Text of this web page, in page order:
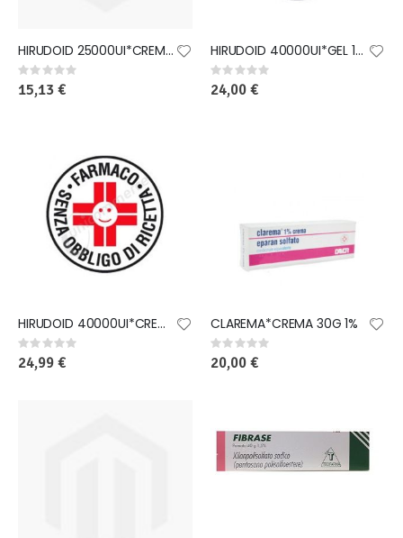
HIRUDOID 25000UI*CREMA 40G
Rating:
0%
15,13 €
HIRUDOID 40000UI*GEL 100G
Rating:
0%
24,00 €
HIRUDOID 40000UI*CREMA 100G
Rating:
0%
24,99 €
CLAREMA*CREMA 30G 1%
Rating:
0%
20,00 €